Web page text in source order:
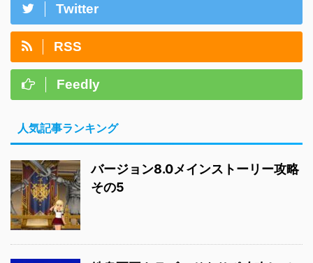
Twitter
RSS
Feedly
人気記事ランキング
バージョン8.0メインストーリー攻略
その5